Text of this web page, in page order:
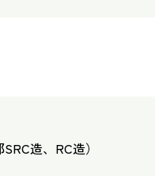
造、RC造）